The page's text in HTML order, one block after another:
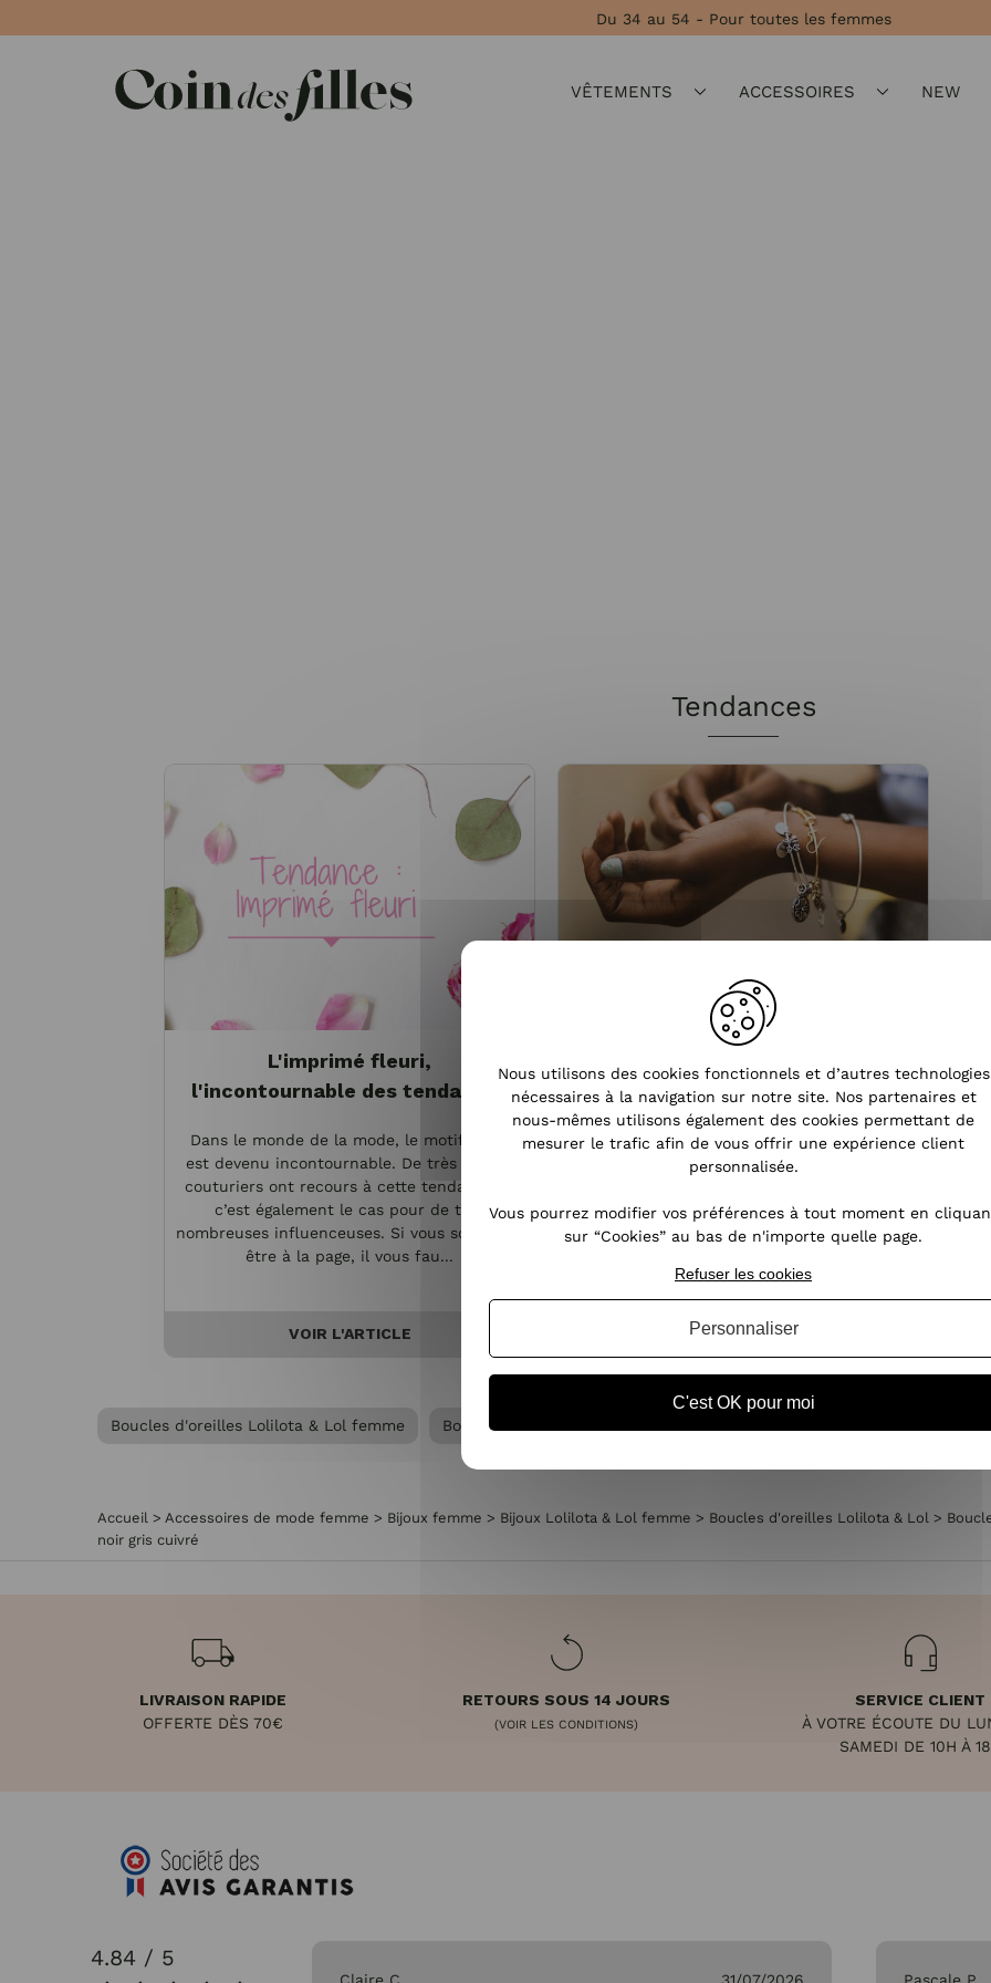
Du 34 au 54 - Pour toutes les femmes
VÊTEMENTS ACCESSOIRES NEW
Tendances
L'imprimé fleuri,
l'incontournable des tendances
Dans le monde de la mode, le motif fleuri
est devenu incontournable. De très grands
couturiers ont recours à cette tendance et
c’est également le cas pour de très
nombreuses influenceuses. Si vous souhaitez
être à la page, il vous fau...
VOIR L'ARTICLE
bijoux fantaisie
Parce que même vos bijoux fantaisie ont
besoin d'être traités avec le plus grand soin,
leur redonner tout leur éclat. A l'image des
bijoux précieux, il arrive que les accessoires
VOIR L'ARTICLE
Boucles d'oreilles Lolilota & Lol femme Boucles d'oreilles femme
Accueil > Accessoires de mode femme > Bijoux femme > Bijoux Lolilota & Lol femme > Boucles d'oreilles Lolilota & Lol >
noir gris cuivré
LIVRAISON RAPIDE
OFFERTE DÈS 70€
RETOURS SOUS 14 JOURS
(VOIR LES CONDITIONS)
SERVICE CLIENT
À VOTRE ÉCOUTE DU
SAMEDI DE 10H À
4.84 / 5
Nous utilisons des cookies fonctionnels et d’autres technologies
nécessaires à la navigation sur notre site. Nos partenaires et
nous-mêmes utilisons également des cookies permettant de
mesurer le trafic afin de vous offrir une expérience client
personnalisée.
Vous pourrez modifier vos préférences à tout moment en
sur “Cookies” au bas de n'importe quelle page.
C'est OK pour moi
Refuser les cookies
Personnaliser